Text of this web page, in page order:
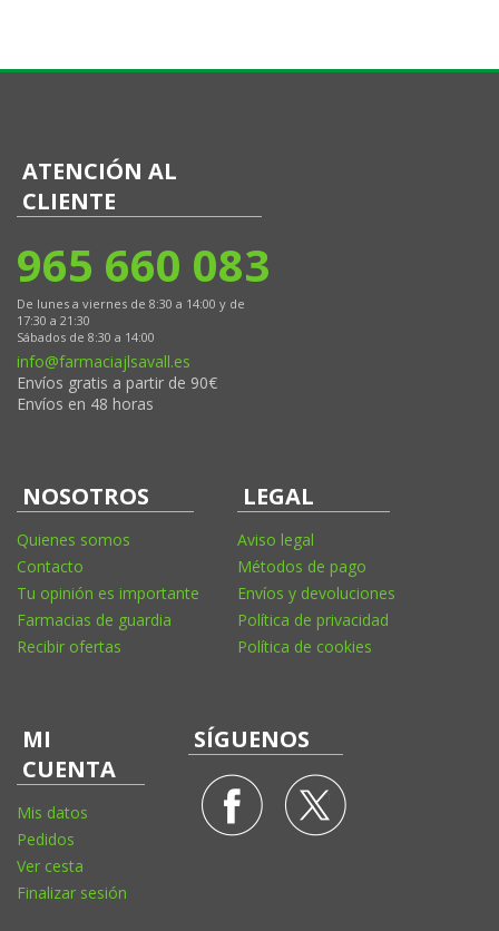
ATENCIÓN AL
CLIENTE
965 660 083
De lunes a viernes de 8:30 a 14:00 y de
17:30 a 21:30
Sábados de 8:30 a 14:00
info@farmaciajlsavall.es
Envíos gratis a partir de 90€
Envíos en 48 horas
NOSOTROS
Quienes somos
Contacto
Tu opinión es importante
Farmacias de guardia
Recibir ofertas
LEGAL
Aviso legal
Métodos de pago
Envíos y devoluciones
Política de privacidad
Política de cookies
MI
CUENTA
Mis datos
Pedidos
Ver cesta
Finalizar sesión
SÍGUENOS